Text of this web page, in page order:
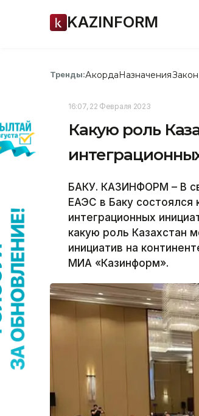
KAZINFORM
Тренды:АкордаНазначения
16:07, 22 Февраля 2023
Какую роль
БАКУ. КАЗИНФОРМ – В
ЕАЭС в Баку состоялся
интеграционных
какую роль Казахстан
инициатив на
МИА «Казинформ».